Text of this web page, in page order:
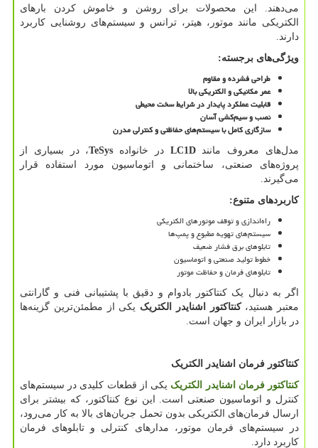
می‌دهند. این محصولات برای روشن و خاموش کردن بارهای
الکتریکی مانند موتور، هیتر، ترانس و سیستم‌های روشنایی کاربرد
دارند.
ویژگی‌های برجسته:
طراحی فشرده و مقاوم
عمر مکانیکی و الکتریکی بالا
قابلیت عملکرد پایدار در شرایط سخت محیطی
نصب و سیم‌کشی آسان
سازگاری کامل با سیستم‌های حفاظتی و کنترلی مدرن
مدل‌های معروف مانندLC1D در خانواده TeSys، در بسیاری از
پروژه‌های صنعتی، ساختمانی و اتوماسیون مورد استفاده قرار
می‌گیرند.
کاربردهای متنوع:
راه‌اندازی و توقف موتورهای الکتریکی
سیستم‌های تهویه مطبوع و پمپ‌ها
تابلوهای برق فشار ضعیف
خطوط تولید صنعتی و اتوماسیون
تابلوهای فرمان و حفاظت موتور
اگر به دنبال یک کنتاکتور بادوام و دقیق با پشتیبانی فنی و گارانتی
معتبر هستید،کنتاکتور اشنایدر الکتریک یکی از مطمئن‌ترین گزینه‌ها
در بازار ایران و جهان است.
کنتاکتور فرمان اشنایدر الکتریک
کنتاکتور فرمان اشنایدر الکتریک یکی از قطعات کلیدی در سیستم‌های
کنترل و اتوماسیون صنعتی است. این نوع کنتاکتور، که بیشتر برای
ارسال فرمان‌های الکتریکی بدون تحمل جریان‌های بالا به کار می‌رود،
در سیستم‌های فرمان موتور، مدارهای کنترلی و تابلوهای فرمان
کاربرد دارد.